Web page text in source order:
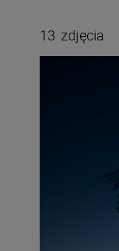
13 zdjęcia